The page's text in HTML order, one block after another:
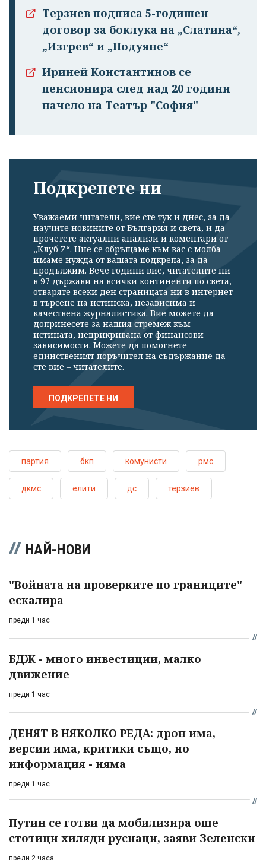
Терзиев подписа 5-годишен
договор за боклука на „Слатина“,
„Изгрев“ и „Подуяне“
Ириней Константинов се
пенсионира след над 20 години
начело на Театър "София"
Подкрепете ни
Уважаеми читатели, вие сте тук и днес, за да
научите новините от България и света, и да
прочетете актуални анализи и коментари от
„Клуб Z“. Ние се обръщаме към вас с молба –
имаме нужда от вашата подкрепа, за да
продължим. Вече години вие, читателите ни
в 97 държави на всички континенти по света,
отваряте всеки ден страницата ни в интернет
в търсене на истинска, независима и
качествена журналистика. Вие можете да
допринесете за нашия стремеж към
истината, неприкривана от финансови
зависимости. Можете да помогнете
единственият поръчител на съдържание да
сте вие – читателите.
ПОДКРЕПЕТЕ НИ
партия бкп комунисти рмс
дкмс елити дс терзиев
НАЙ-НОВИ
"Войната на проверките по границите"
ескалира
преди 1 час
БДЖ - много инвестиции, малко
движение
преди 1 час
ДЕНЯТ В НЯКОЛКО РЕДА: дрон има,
версии има, критики също, но
информация - няма
преди 1 час
Путин се готви да мобилизира още
стотици хиляди руснаци, заяви Зеленски
преди 2 часа